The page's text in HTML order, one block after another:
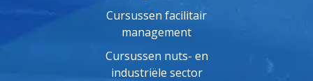
Cursussen facilitair
management
Cursussen nuts- en
industriële sector